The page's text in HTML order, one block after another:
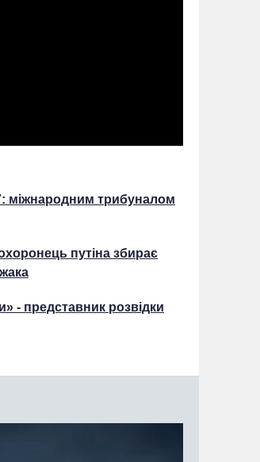
міжнародним трибуналом
путіна збирає
- представник розвідки